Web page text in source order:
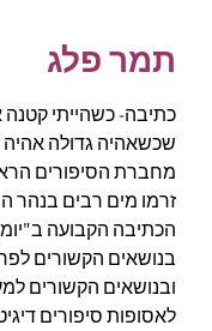
תמר פלג
כתיבה- כשהייתי
שכשאהיה גדולה
מחברת הסיפורים
זרמו מים רבים בנהר
הכתיבה הקבועה
בנושאים הקשורים
ובנושאים הקשורים
לאסופות סיפורים